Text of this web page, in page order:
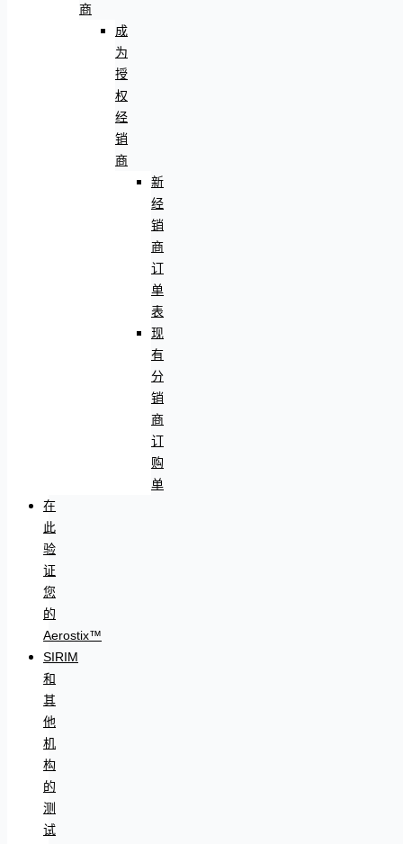
商
成
为
授
权
经
销
商
新
经
销
商
订
单
表
现
有
分
销
商
订
购
单
在
此
验
证
您
的
Aerostix™
SIRIM
和
其
他
机
构
的
测
试